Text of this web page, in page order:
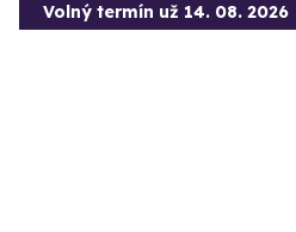
Volný termín už 14. 08. 2026